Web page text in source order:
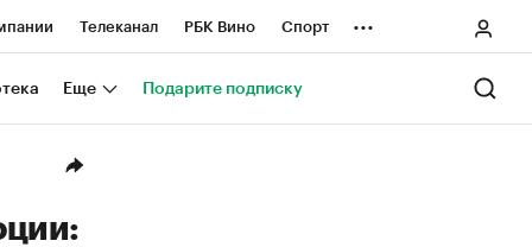
Телеканал РБК Вино Спорт
проекты Город
...
Еще Подарите подписку